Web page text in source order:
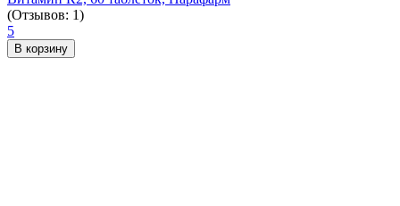
(Отзывов: 1)
5
В корзину